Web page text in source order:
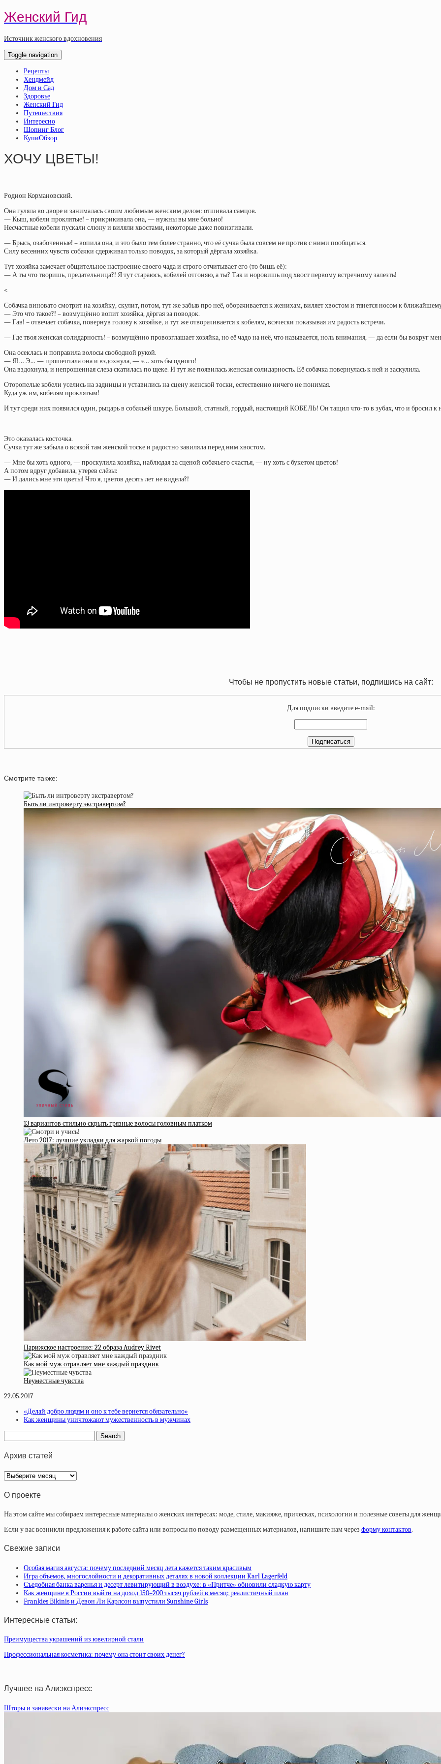
Женский Гид
Источник женского вдохновения
Toggle navigation
Рецепты
Хендмейд
Дом и Сад
Здоровье
Женский Гид
Путешествия
Интересно
Шопинг Блог
КупиОбзор
ХОЧУ ЦВЕТЫ!‎
Родион Кормановский.
Она гуляла во дворе и занималась своим любимым женским делом: отшивала самцов.
— Кыш, кобели проклятые! – прикрикивала она, — нужны вы мне больно!
Несчастные кобели пускали слюну и виляли хвостами, некоторые даже повизгивали.
— Брысь, озабоченные! – вопила она, и это было тем более странно, что её сучка была совсем не против с ними пообщаться.
Силу весенних чувств собачки сдерживал только поводок, за который дёргала хозяйка.
Тут хозяйка замечает общительное настроение своего чада и строго отчитывает его (то бишь её):
— А ты что творишь, предательница?! Я тут стараюсь, кобелей отгоняю, а ты? Так и норовишь под хвост первому встречному залезть!
<
Собачка виновато смотрит на хозяйку, скулит, потом, тут же забыв про неё, оборачивается к женихам, виляет хвостом и тянется носом к
— Это что такое?! – возмущённо вопит хозяйка, дёргая за поводок.
— Гав! – отвечает собачка, повернув голову к хозяйке, и тут же отворачивается к кобелям, всячески показывая им радость встречи.
— Где твоя женская солидарность! – возмущённо провозглашает хозяйка, но её чадо на неё, что называется, ноль внимания, — да если бы вокруг
Она осеклась и поправила волосы свободной рукой.
— Я!… Э… — прошептала она и вздохнула, — э… хоть бы одного!
Она вздохнула, и непрошенная слеза скатилась по щеке. И тут же появилась женская солидарность. Её собачка повернулась к ней и заскулила.
Оторопелые кобели уселись на задницы и уставились на сцену женской тоски, естественно ничего не понимая.
Куда уж им, кобелям проклятым!
И тут среди них появился один, рыцарь в собачьей шкуре. Большой, статный, гордый, настоящий КОБЕЛЬ! Он тащил что-то в зубах, что и бросил к
Это оказалась косточка.
Сучка тут же забыла о всякой там женской тоске и радостно завиляла перед ним хвостом.
— Мне бы хоть одного, — проскулила хозяйка, наблюдая за сценой собачьего счастья, — ну хоть с букетом цветов!
А потом вдруг добавила, утерев слёзы:
— И дались мне эти цветы! Что я, цветов десять лет не видела?!
Чтобы не пропустить новые статьи, подпишись на сайт:
Для подписки введите e-mail:
Смотрите также:
Быть ли интроверту экстравертом?
13 вариантов стильно скрыть грязные волосы головным платком
Лето 2017: лучшие укладки для жаркой погоды
Парижское настроение: 22 образа Audrey Rivet
Как мой муж отравляет мне каждый праздник
Неуместные чувства
22.05.2017
«Делай добро людям и оно к тебе вернется обязательно»
Как женщины уничтожают мужественность в мужчинах
Архив статей
Архив
статей
О проекте
На этом сайте мы собираем интересные материалы о женских интересах: моде, стиле, макияже, прическах, психологии и полезные советы для
Если у вас возникли предложения к работе сайта или вопросы по поводу размещенных материалов, напишите нам через форму контактов.
Свежие записи
Особая магия августа: почему последний месяц лета кажется таким красивым
Игра объемов, многослойности и декоративных деталях в новой коллекции Karl Lagerfeld
Съедобная банка варенья и десерт левитирующий в воздухе: в «Притче» обновили сладкую карту
Как женщине в России выйти на доход 150–200 тысяч рублей в месяц: реалистичный план
Frankies Bikinis и Девон Ли Карлсон выпустили Sunshine Girls
Интересные статьи:
Преимущества украшений из ювелирной стали
Профессиональная косметика: почему она стоит своих денег?
Лучшее на Алиэкспресс
Шторы и занавески на Алиэкспресс